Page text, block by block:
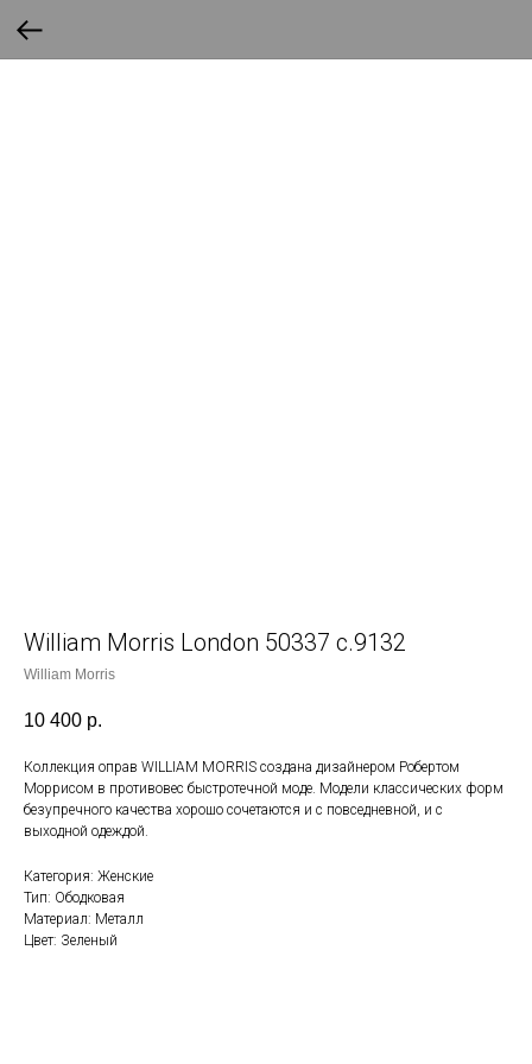
William Morris London 50337 с.9132
William Morris
10 400 р.
Коллекция оправ WILLIAM MORRIS создана дизайнером Робертом
Моррисом в противовес быстротечной моде. Модели классических форм
безупречного качества хорошо сочетаются и с повседневной, и с
выходной одеждой.
Категория: Женские
Тип: Ободковая
Материал: Металл
Цвет: Зеленый